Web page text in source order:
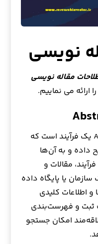
نویسی
مقاله نویسی
ارائه می نماییم.
Abstracting and indexing (A&I) یک فرآیند است که
داده و به آن‌ها
مقالات و
یا پایگاه داده
اطلاعات کلیدی
ثبت و فهرست‌بندی
امکان جستجو